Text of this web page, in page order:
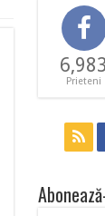
6,983
Prieteni